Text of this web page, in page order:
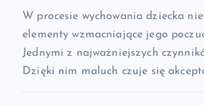
W procesie wychowania dziecka
elementy wzmacniające jego
Jednymi z najważniejszych
Dzięki nim maluch czuje się